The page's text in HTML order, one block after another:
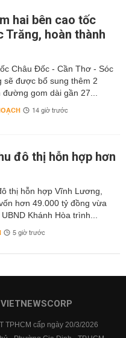
hai bên cao tốc
Trăng, hoàn thành
Châu Đốc - Cần Thơ - Sóc
sẽ được bổ sung thêm 2
đường gom dài gần 27...
14 giờ trước
đô thị hỗn hợp hơn
thị hỗn hợp Vĩnh Lương,
hơn 49.000 tỷ đồng vừa
Khánh Hòa trình...
5 giờ trước
TPHCM cấp ngày 20/3/2026